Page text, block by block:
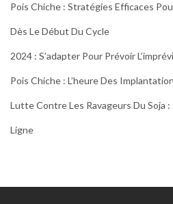
Pois Chiche : Stratégies Efficaces
Dès Le Début Du Cycle
2024 : S’adapter Pour Prévoir
Pois Chiche : L’heure Des
Lutte Contre Les Ravageurs Du Soja
Ligne